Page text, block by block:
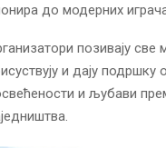
до модерних
позивају
и дају
и љубави